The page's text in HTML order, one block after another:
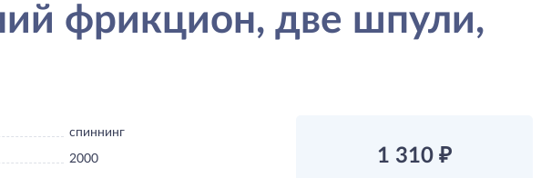
фрикцион, две шпули,
1 310 ₽
спиннинг
2000